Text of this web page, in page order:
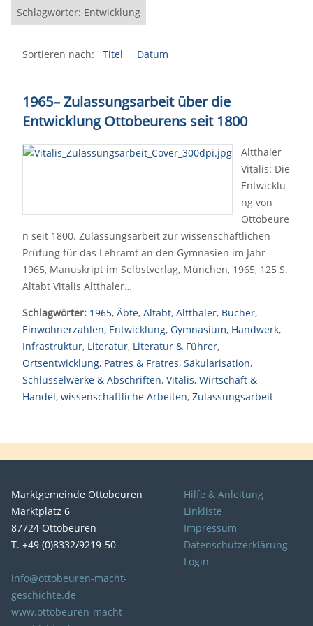
Schlagwörter: Entwicklung
Sortieren nach: Titel Datum
1965–Zulassungsarbeit über die
Entwicklung Ottobeurens seit 1800
Altthaler
Vitalis: Die
Entwicklu
ng von
Ottobeure
n seit 1800. Zulassungsarbeit zur wissenschaftlichen
Prüfung für das Lehramt an den Gymnasien im Jahr
1965, Manuskript im Selbstverlag, München, 1965, 125 S.
Altabt Vitalis Altthaler…
Schlagwörter: 1965, Äbte, Altabt, Altthaler, Bücher,
Einwohnerzahlen, Entwicklung, Gymnasium, Handwerk,
Infrastruktur, Literatur, Literatur & Führer,
Ortsentwicklung, Patres & Fratres, Säkularisation,
Schlüsselwerke & Abschriften, Vitalis, Wirtschaft &
Handel, wissenschaftliche Arbeiten, Zulassungsarbeit
Marktgemeinde Ottobeuren
Marktplatz 6
87724 Ottobeuren
T. +49 (0)8332/9219-50
info@ottobeuren-macht-
geschichte.de
www.ottobeuren-macht-
Hilfe & Anleitung
Linkliste
Impressum
Datenschutzerklärung
Login